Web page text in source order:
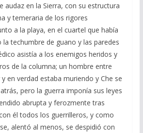
audaz en la Sierra, con su estructura
y temeraria de los rigores
a la playa, en el cuartel que había
techumbre de guano y las paredes
asistía a los enemigos heridos y
de la columna; un hombre entre
en verdad estaba muriendo y Che se
pero la guerra imponía sus leyes
abrupta y ferozmente tras
él todos los guerrilleros, y como
alentó al menos, se despidió con